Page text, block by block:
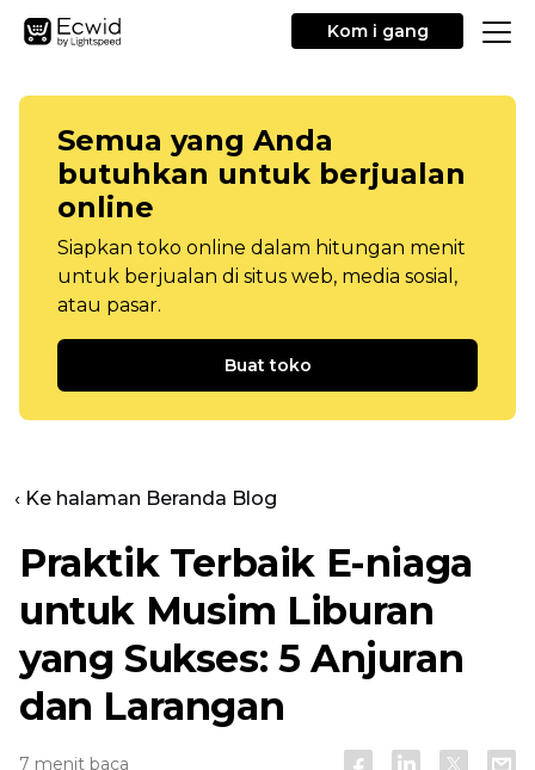
Kom i gang
Semua yang Anda
butuhkan untuk berjualan
online
Siapkan toko online dalam hitungan menit
untuk berjualan di situs web, media sosial,
atau pasar.
Buat toko
‹ Ke halaman Beranda Blog
Praktik Terbaik E-niaga
untuk Musim Liburan
yang Sukses: 5 Anjuran
dan Larangan
7 menit baca